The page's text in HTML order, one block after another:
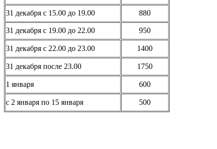
31 декабря с 15.00 до 19.00 880
31 декабря с 19.00 до 22.00 950
31 декабря с 22.00 до 23.00 1400
31 декабря после 23.00 1750
1 января 600
с 2 января по 15 января 500